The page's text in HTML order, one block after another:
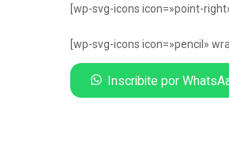
[wp-svg-icons icon=»point-
[wp-svg-icons icon=»pencil»
Inscribite por